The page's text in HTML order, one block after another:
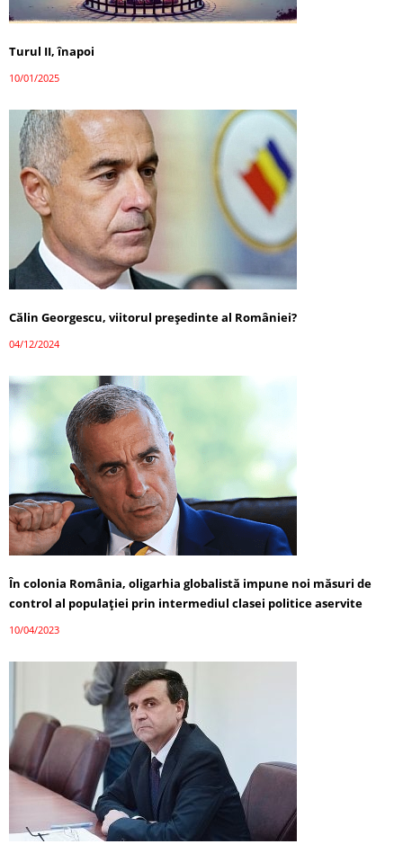
Turul II, înapoi
10/01/2025
Călin Georgescu, viitorul președinte al României?
04/12/2024
În colonia România, oligarhia globalistă impune noi măsuri de
control al populației prin intermediul clasei politice aservite
10/04/2023